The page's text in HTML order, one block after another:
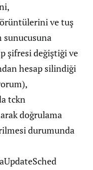
ve tuş
sunucusuna
şifresi değiştiği ve
hesap silindiği
tckn
doğrulama
durumunda